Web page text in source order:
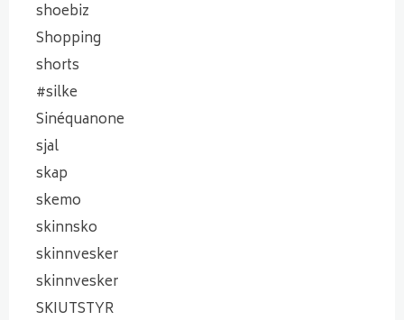
shoebiz
Shopping
shorts
#silke
Sinéquanone
sjal
skap
skemo
skinnsko
skinnvesker
skinnvesker
SKIUTSTYR